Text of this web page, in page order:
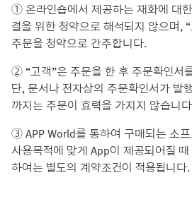
① 온라인숍에서 제공하는 재화에 대
결을 위한 청약으로 해석되지 않으며,
주문을 청약으로 간주합니다.
② “고객”은 주문을 한 후 주문확인서
단, 문서나 전자상의 주문확인서가 발
까지는 주문이 효력을 가지지 않습니
③ APP World를 통하여 구매되는 소
사용목적에 맞게 App이 제공되어질
하여는 별도의 계약조건이 적용됩니다.